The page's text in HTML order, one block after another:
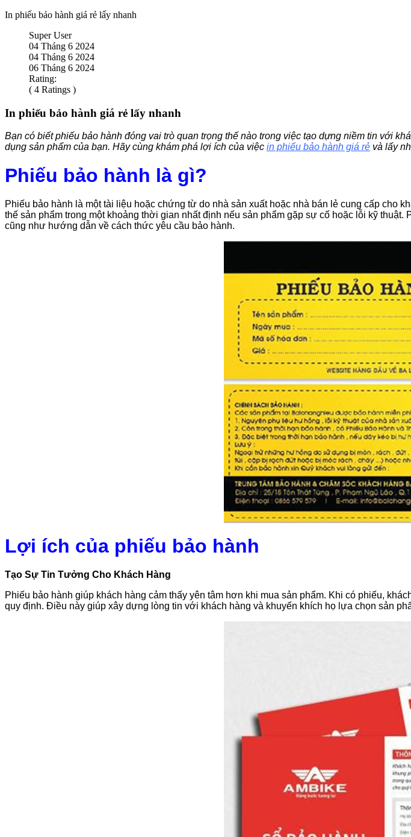
In phiếu bảo hành giá rẻ lấy nhanh
Super User
04 Tháng 6 2024
04 Tháng 6 2024
06 Tháng 6 2024
Rating:
( 4 Ratings )
In phiếu bảo hành giá rẻ lấy nhanh
Bạn có biết phiếu bảo hành đóng vai trò quan trọng thế nào trong việc tạo dựng niềm tin với
dụng sản phẩm của bạn. Hãy cùng khám phá lợi ích của việc in phiếu bảo hành giá rẻ và lấy
Phiếu bảo hành là gì?
Phiếu bảo hành là một tài liệu hoặc chứng từ do nhà sản xuất hoặc nhà bán lẻ cung cấp cho
thế sản phẩm trong một khoảng thời gian nhất định nếu sản phẩm gặp sự cố hoặc lỗi kỹ
cũng như hướng dẫn về cách thức yêu cầu bảo hành.
Lợi ích của phiếu bảo hành
Tạo Sự Tin Tưởng Cho Khách Hàng
Phiếu bảo hành giúp khách hàng cảm thấy yên tâm hơn khi mua sản phẩm. Khi có phiếu,
quy định. Điều này giúp xây dựng lòng tin với khách hàng và khuyến khích họ lựa chọn sản